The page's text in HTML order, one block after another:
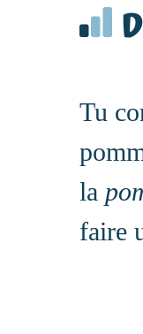
Tu
la
faire